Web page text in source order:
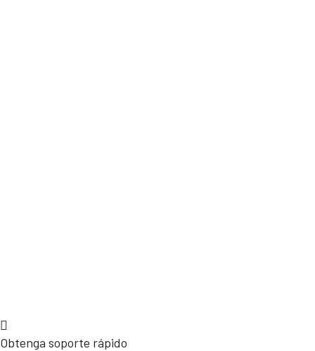
Obtenga soporte rápido